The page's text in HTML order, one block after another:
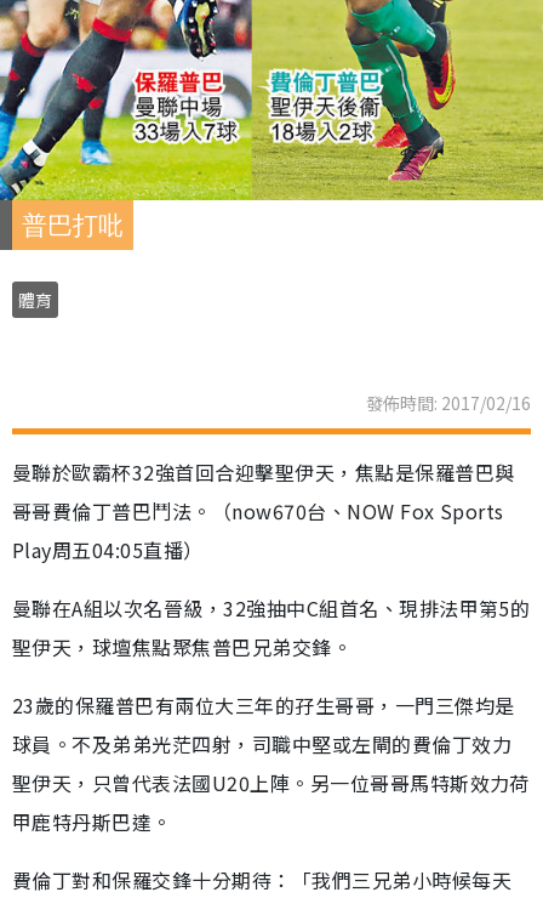
普巴打吡
體育
發佈時間: 2017/02/16
曼聯於歐霸杯32強首回合迎擊聖伊天，焦點是保羅普巴與
哥哥費倫丁普巴鬥法。（now670台、NOW Fox Sports
Play周五04:05直播）
曼聯在A組以次名晉級，32強抽中C組首名、現排法甲第5的
聖伊天，球壇焦點聚焦普巴兄弟交鋒。
23歲的保羅普巴有兩位大三年的孖生哥哥，一門三傑均是
球員。不及弟弟光茫四射，司職中堅或左閘的費倫丁效力
聖伊天，只曾代表法國U20上陣。另一位哥哥馬特斯效力荷
甲鹿特丹斯巴達。
費倫丁對和保羅交鋒十分期待：「我們三兄弟小時候每天